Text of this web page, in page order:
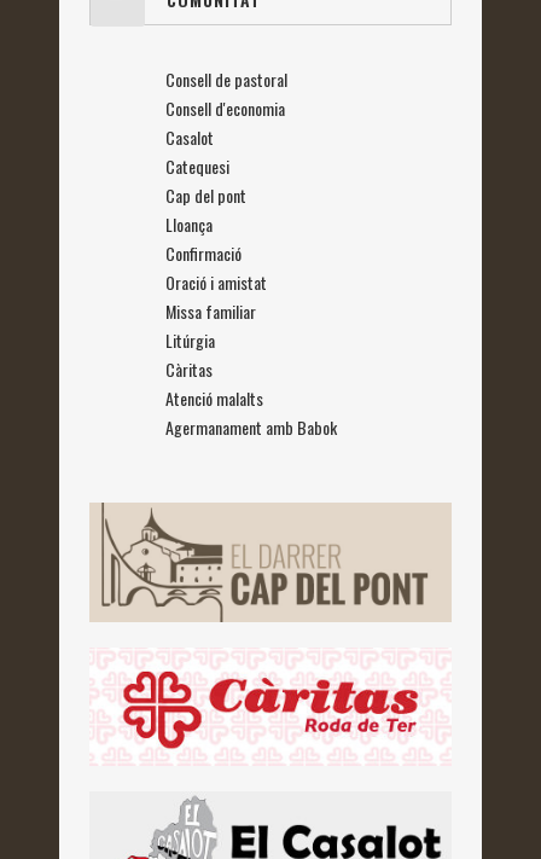
Consell de pastoral
Consell d'economia
Casalot
Catequesi
Cap del pont
Lloança
Confirmació
Oració i amistat
Missa familiar
Litúrgia
Càritas
Atenció malalts
Agermanament amb Babok